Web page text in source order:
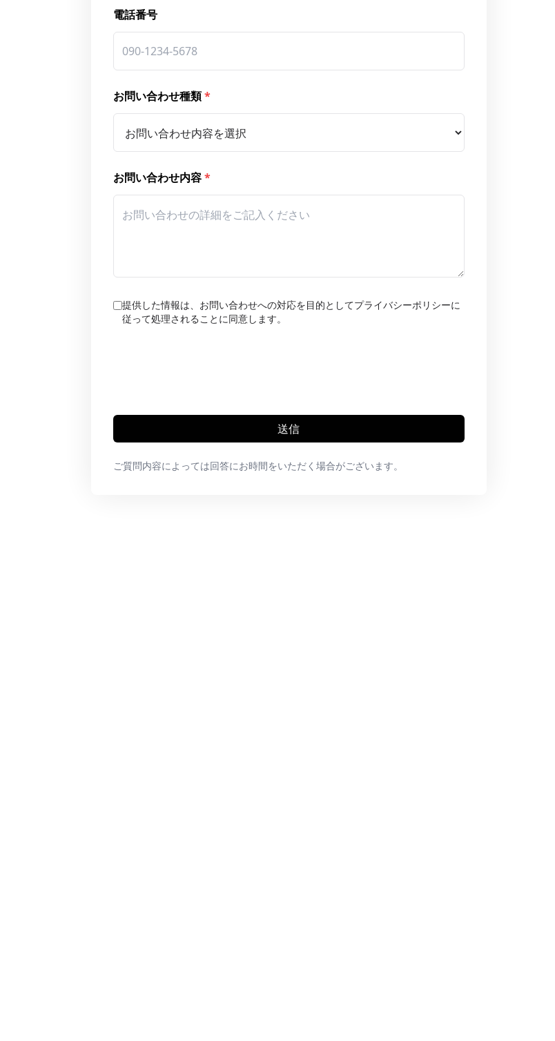
電話番号
お問い合わせ種類*
お問い合わせ内容*
提供した情報は、お問い合わせへの対応を目的としてプライバシーポリシーに
従って処理されることに同意します。
送信
ご質問内容によっては回答にお時間をいただく場合がございます。